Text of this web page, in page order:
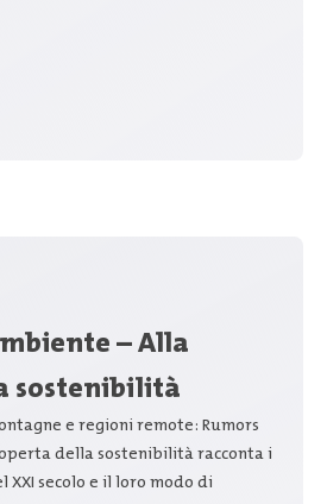
– Alla
sostenibilità
e regioni remote: Rumors
della sostenibilità racconta i
secolo e il loro modo di